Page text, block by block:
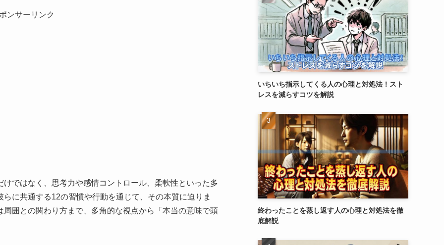
ンサーリンク
ではなく、思考力や感情コントロール、柔軟性といった多
に共通する12の習慣や行動を通じて、その本質に迫りま
囲との関わり方まで、多角的な視点から「本当の意味で頭
いちいち指示してくる人の心理と対処法！スト
レスを減らすコツを解説
終わったことを蒸し返す人の心理と対処法を徹
底解説